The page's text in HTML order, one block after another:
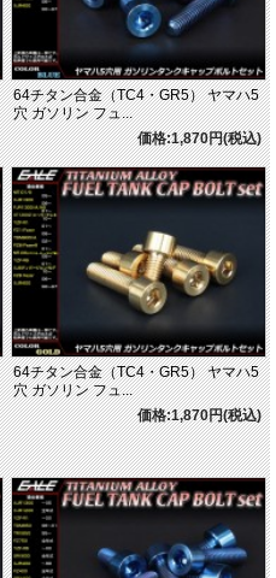
64チタン合金（TC4・GR5） ヤマハ5
穴 ガソリン フュ...
価格:1,870円(税込)
64チタン合金（TC4・GR5） ヤマハ5
穴 ガソリン フュ...
価格:1,870円(税込)